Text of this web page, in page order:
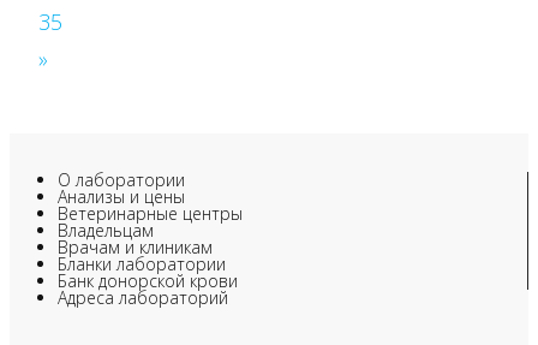
35
»
О лаборатории
Анализы и цены
Ветеринарные центры
Владельцам
Врачам и клиникам
Бланки лаборатории
Банк донорской крови
Адреса лабораторий